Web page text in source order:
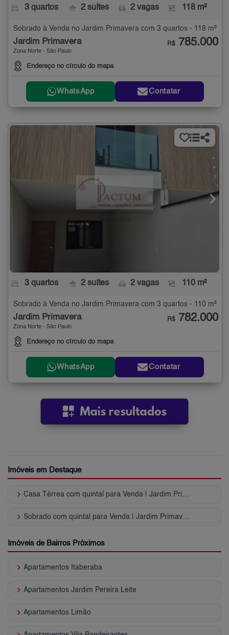
3 quartos 2 suítes 2 vagas 118 m²
Sobrado à Venda no Jardim Primavera com 3 quartos - 118 m²
Jardim Primavera
Zona Norte - São Paulo
Endereço no círculo do mapa
R$ 785.000
WhatsApp Contatar
3 quartos 2 suítes 2 vagas 110 m²
Sobrado à Venda no Jardim Primavera com 3 quartos - 110 m²
Jardim Primavera
Zona Norte - São Paulo
Endereço no círculo do mapa
R$ 782.000
WhatsApp Contatar
Imóveis em Destaque
keyboard_arrow_right Casa Térrea com quintal para Venda | Jardim Primavera
keyboard_arrow_right Sobrado com quintal para Venda | Jardim Primavera
Imóveis de Bairros Próximos
keyboard_arrow_right Apartamentos Itaberaba
keyboard_arrow_right Apartamentos Jardim Pereira Leite
keyboard_arrow_right Apartamentos Limão